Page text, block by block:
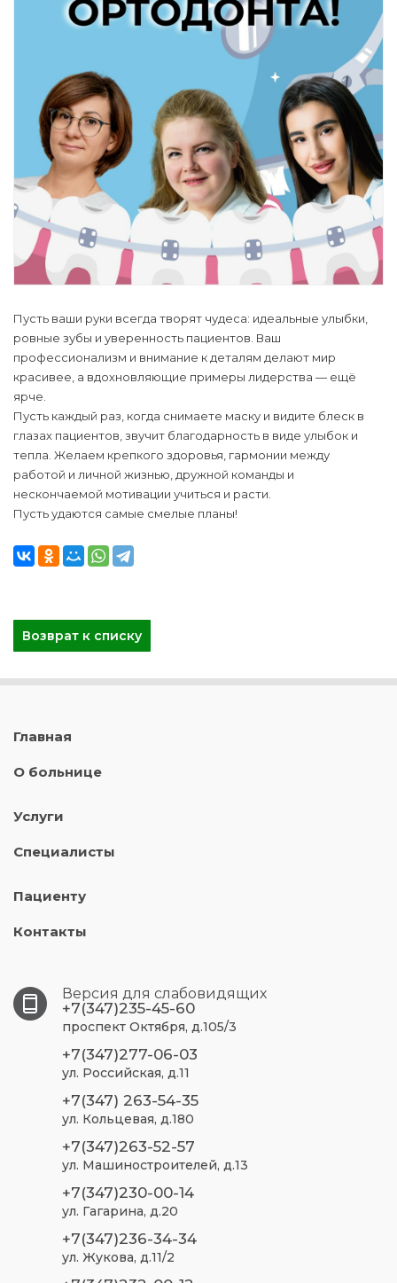
Пусть ваши руки всегда творят чудеса: идеальные улыбки,
ровные зубы и уверенность пациентов. Ваш
профессионализм и внимание к деталям делают мир
красивее, а вдохновляющие примеры лидерства — ещё
ярче.
Пусть каждый раз, когда снимаете маску и видите блеск в
глазах пациентов, звучит благодарность в виде улыбок и
тепла. Желаем крепкого здоровья, гармонии между
работой и личной жизнью, дружной команды и
нескончаемой мотивации учиться и расти.
Пусть удаются самые смелые планы!
Возврат к списку
Главная
О больнице
Услуги
Специалисты
Пациенту
Контакты
Версия для слабовидящих
+7(347)235-45-60
проспект Октября, д.105/3
+7(347)277-06-03
ул. Российская, д.11
+7(347) 263-54-35
ул. Кольцевая, д.180
+7(347)263-52-57
ул. Машиностроителей, д.13
+7(347)230-00-14
ул. Гагарина, д.20
+7(347)236-34-34
ул. Жукова, д.11/2